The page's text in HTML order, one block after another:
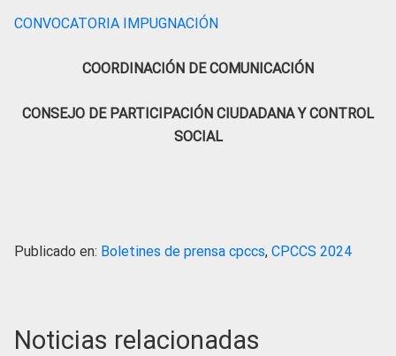
CONVOCATORIA IMPUGNACIÓN
COORDINACIÓN DE COMUNICACIÓN
CONSEJO DE PARTICIPACIÓN CIUDADANA Y CONTROL
SOCIAL
Publicado en: Boletines de prensa cpccs, CPCCS 2024
Noticias relacionadas